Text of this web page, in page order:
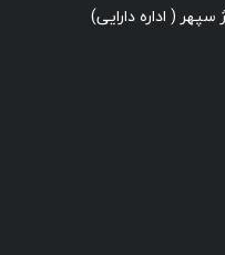
( اداره دارایی)